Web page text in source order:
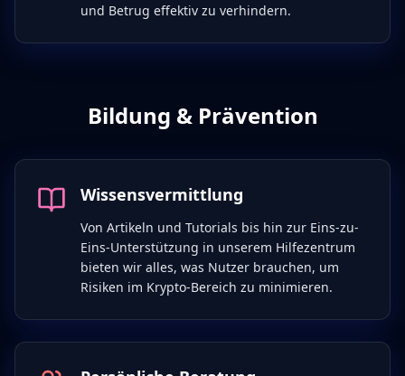
und Betrug effektiv zu verhindern.
Bildung & Prävention
Wissensvermittlung
Von Artikeln und Tutorials bis hin zur Eins-zu-
Eins-Unterstützung in unserem Hilfezentrum
bieten wir alles, was Nutzer brauchen, um
Risiken im Krypto-Bereich zu minimieren.